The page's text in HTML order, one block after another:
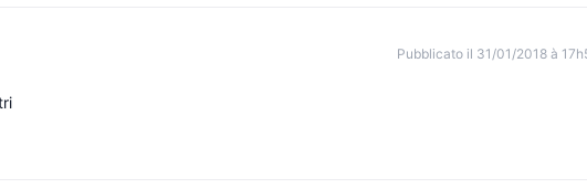
Pubblicato il 31/01/2018 à